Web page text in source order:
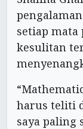
setiap
kesulitan
harus teliti
saya paling